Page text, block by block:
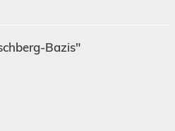
Bazis"